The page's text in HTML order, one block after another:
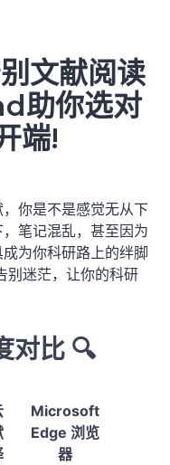
文献阅读
助你选对
端!
你是不是感觉无从下
笔记混乱，甚至因为
为你科研路上的绊脚
别迷茫，让你的科研
对比 🔍
Microsoft
Edge 浏览
器